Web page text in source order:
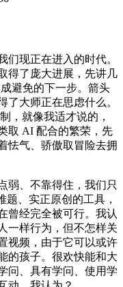
现正在进入的时代。
得了庞大进展，先讲几
避免的下一步。箭头
了大师正在思虑什么。
，就像我适才说的，
取 AI 配合的繁荣，先
怯气、骄傲取冒险去拥
、不靠得住，我们只
题、实正原创的工具，
曾经完全被可行。我认
一样行为，但不怎样关
视频，由于它可以或许
的孩子。很欢快能和大
问、具有学问、使用学